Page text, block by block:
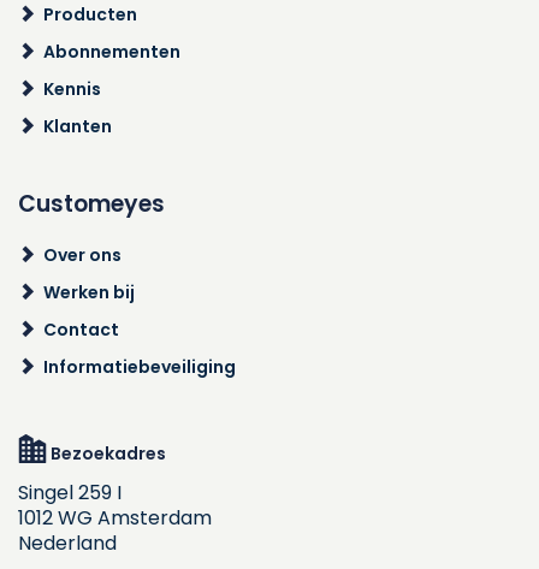
Producten
Abonnementen
Kennis
Klanten
Customeyes
Over ons
Werken bij
Contact
Informatiebeveiliging
Bezoekadres
Singel 259 I
1012 WG Amsterdam
Nederland